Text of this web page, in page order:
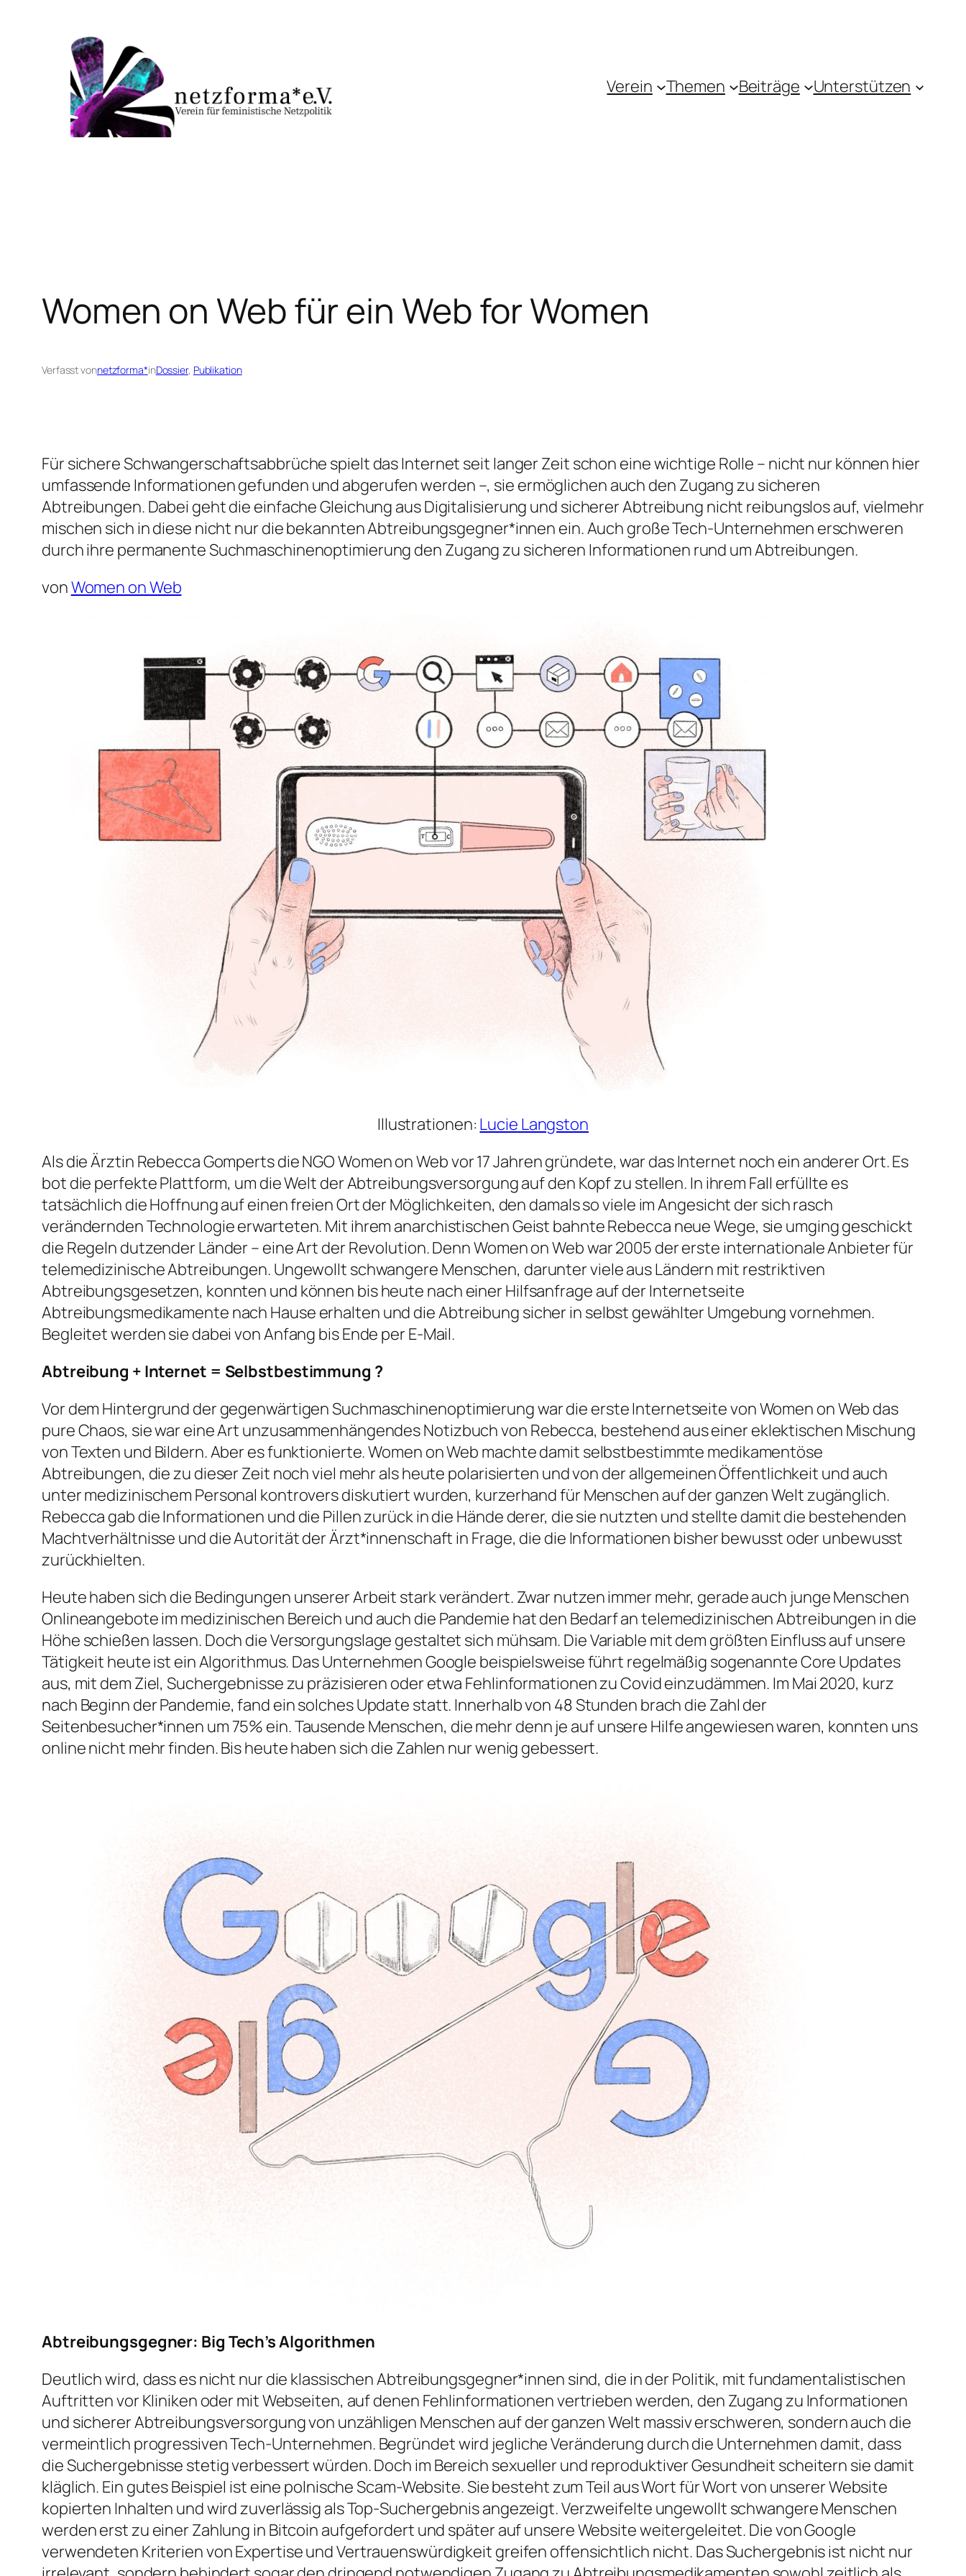
Verein
Themen Beiträge Unterstützen
Women on Web für ein Web for Women
Verfasst vonnetzforma*inDossier, Publikation
Für sichere Schwangerschaftsabbrüche spielt das Internet seit langer Zeit schon eine wichtige Rolle – nicht nur können hier
umfassende Informationen gefunden und abgerufen werden –, sie ermöglichen auch den Zugang zu sicheren
Abtreibungen. Dabei geht die einfache Gleichung aus Digitalisierung und sicherer Abtreibung nicht reibungslos auf, vielmehr
mischen sich in diese nicht nur die bekannten Abtreibungsgegner*innen ein. Auch große Tech-Unternehmen erschweren
durch ihre permanente Suchmaschinenoptimierung den Zugang zu sicheren Informationen rund um Abtreibungen.
vonWomen on Web
Illustrationen: Lucie Langston
Als die Ärztin Rebecca Gomperts die NGOWomen on Webvor 17 Jahren gründete, war das Internet noch ein anderer Ort. Es
bot die perfekte Plattform, um die Welt der Abtreibungsversorgung auf den Kopf zu stellen. In ihrem Fall erfüllte es
tatsächlich die Hoffnung auf einen freien Ort der Möglichkeiten, den damals so viele im Angesicht der sich rasch
verändernden Technologie erwarteten. Mit ihrem anarchistischen Geist bahnte Rebecca neue Wege, sie umging geschickt
die Regeln dutzender Länder – eine Art der Revolution. DennWomen on Webwar 2005 der erste internationale Anbieter für
telemedizinische Abtreibungen. Ungewollt schwangere Menschen, darunter viele aus Ländern mit restriktiven
Abtreibungsgesetzen, konnten und können bis heute nach einer Hilfsanfrage auf der Internetseite
Abtreibungsmedikamente nach Hause erhalten und die Abtreibung sicher in selbst gewählter Umgebung vornehmen.
Begleitet werden sie dabei von Anfang bis Ende per E-Mail.
Abtreibung + Internet = Selbstbestimmung ?
Vor dem Hintergrund der gegenwärtigen Suchmaschinenoptimierung war die erste Internetseite vonWomen on Web das
pure Chaos, sie war eine Art unzusammenhängendes Notizbuch von Rebecca, bestehend aus einer eklektischen Mischung
von Texten und Bildern. Aber es funktionierte.Women on Web machte damit selbstbestimmte medikamentöse
Abtreibungen, die zu dieser Zeit noch viel mehr als heute polarisierten und von der allgemeinen Öffentlichkeit und auch
unter medizinischem Personal kontrovers diskutiert wurden, kurzerhand für Menschen auf der ganzen Welt zugänglich.
Rebecca gab die Informationen und die Pillen zurück in die Hände derer, die sie nutzten und stellte damit die bestehenden
Machtverhältnisse und die Autorität der Ärzt*innenschaft in Frage, die die Informationen bisher bewusst oder unbewusst
zurückhielten.
Heute haben sich die Bedingungen unserer Arbeit stark verändert. Zwar nutzen immer mehr, gerade auch junge Menschen
Onlineangebote im medizinischen Bereich und auch die Pandemie hat den Bedarf an telemedizinischen Abtreibungen in die
Höhe schießen lassen. Doch die Versorgungslage gestaltet sich mühsam. Die Variable mit dem größten Einfluss auf unsere
Tätigkeit heute ist ein Algorithmus. Das UnternehmenGoogle beispielsweise führt regelmäßig sogenannte Core Updates
aus, mit dem Ziel, Suchergebnisse zu präzisieren oder etwa Fehlinformationen zu Covid einzudämmen. Im Mai 2020, kurz
nach Beginn der Pandemie, fand ein solches Update statt. Innerhalb von 48 Stunden brach die Zahl der
Seitenbesucher*innen um 75% ein. Tausende Menschen, die mehr denn je auf unsere Hilfe angewiesen waren, konnten uns
online nicht mehr finden. Bis heute haben sich die Zahlen nur wenig gebessert.
Abtreibungsgegner: Big Tech’s Algorithmen
Deutlich wird, dass es nicht nur die klassischen Abtreibungsgegner*innen sind, die in der Politik, mit fundamentalistischen
Auftritten vor Kliniken oder mit Webseiten, auf denen Fehlinformationen vertrieben werden, den Zugang zu Informationen
und sicherer Abtreibungsversorgung von unzähligen Menschen auf der ganzen Welt massiv erschweren, sondern auch die
vermeintlich progressiven Tech-Unternehmen. Begründet wird jegliche Veränderung durch die Unternehmen damit, dass
die Suchergebnisse stetig verbessert würden. Doch im Bereich sexueller und reproduktiver Gesundheit scheitern sie damit
kläglich. Ein gutes Beispiel ist eine polnische Scam-Website. Sie besteht zum Teil aus Wort für Wort von unserer Website
kopierten Inhalten und wird zuverlässig als Top-Suchergebnis angezeigt. Verzweifelte ungewollt schwangere Menschen
werden erst zu einer Zahlung in Bitcoin aufgefordert und später auf unsere Website weitergeleitet. Die von Google
verwendeten Kriterien von Expertise und Vertrauenswürdigkeit greifen offensichtlich nicht. Das Suchergebnis ist nicht nur